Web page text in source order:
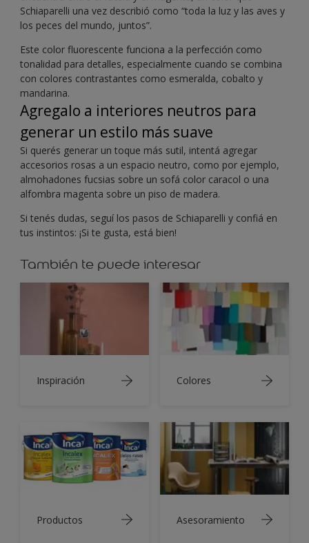
Schiaparelli una vez describió como “toda la luz y las aves y
los peces del mundo, juntos”.
Este color fluorescente funciona a la perfección como
tonalidad para detalles, especialmente cuando se combina
con colores contrastantes como esmeralda, cobalto y
mandarina.
Agregalo a interiores neutros para
generar un estilo más suave
Si querés generar un toque más sutil, intentá agregar
accesorios rosas a un espacio neutro, como por ejemplo,
almohadones fucsias sobre un sofá color caracol o una
alfombra magenta sobre un piso de madera.
Si tenés dudas, seguí los pasos de Schiaparelli y confiá en
tus instintos: ¡Si te gusta, está bien!
También te puede interesar
Inspiración Colores
Productos Asesoramiento